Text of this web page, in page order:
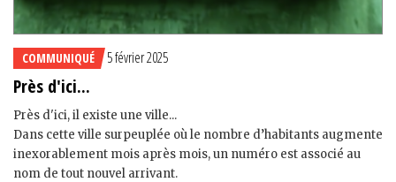
COMMUNIQUÉ 5 février 2025
Près d'ici...
Près d'ici, il existe une ville...
Dans cette ville surpeuplée où le nombre d’habitants augmente
inexorablement mois après mois, un numéro est associé au
nom de tout nouvel arrivant.